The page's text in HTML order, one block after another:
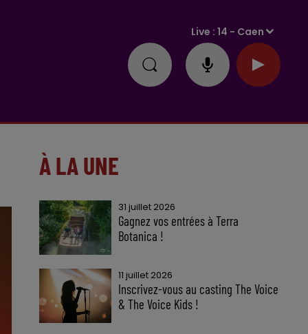
Live :14 - Caen
À LA UNE
31 juillet 2026
Gagnez vos entrées à Terra
Botanica !
11 juillet 2026
Inscrivez-vous au casting The Voice
& The Voice Kids !